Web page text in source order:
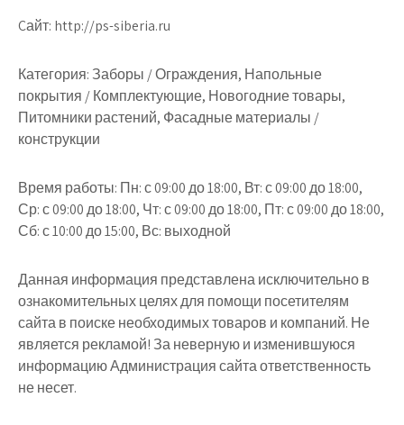
Cайт: http://ps-siberia.ru
Категория: Заборы / Ограждения, Напольные
покрытия / Комплектующие, Новогодние товары,
Питомники растений, Фасадные материалы /
конструкции
Время работы: Пн: с 09:00 до 18:00, Вт: с 09:00 до 18:00,
Ср: с 09:00 до 18:00, Чт: с 09:00 до 18:00, Пт: с 09:00 до 18:00,
Сб: с 10:00 до 15:00, Вс: выходной
Данная информация представлена исключительно в
ознакомительных целях для помощи посетителям
сайта в поиске необходимых товаров и компаний. Не
является рекламой! За неверную и изменившуюся
информацию Администрация сайта ответственность
не несет.